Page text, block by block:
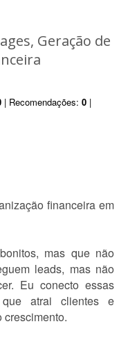
Geração de
| Recomendações: 0 |
financeira em
mas que não
leads, mas não
Eu conecto essas
atrai clientes e
crescimento.